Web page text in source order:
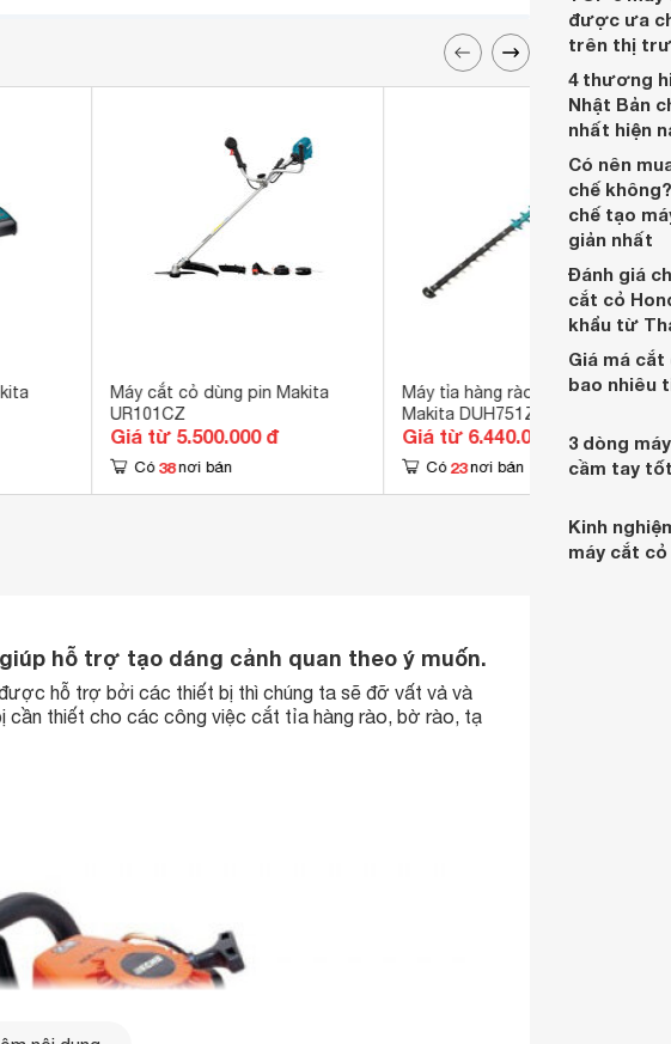
Máy cắt cỏ dùng pin Makita
UR101CZ
Giá từ 5.500.000 đ
Có 38 nơi bán
Máy tỉa hàng rào dùng pin
Makita DUH751Z
Giá từ 6.440.000 đ
Có 23 nơi bán
hỗ trợ tạo dáng cảnh quan theo ý muốn.
hỗ trợ bởi các thiết bị thì chúng ta sẽ đỡ vất vả và
cần thiết cho các công việc cắt tỉa hàng rào, bờ rào, tạ
được ưa
trên thị
4 thương
Nhật Bản
nhất hiện
Có nên
chế
chế tạo
giản nhất
Đánh giá
cắt cỏ
khẩu từ
Giá má
bao nhiêu
3 dòng
cầm tay
Kinh
máy cắt